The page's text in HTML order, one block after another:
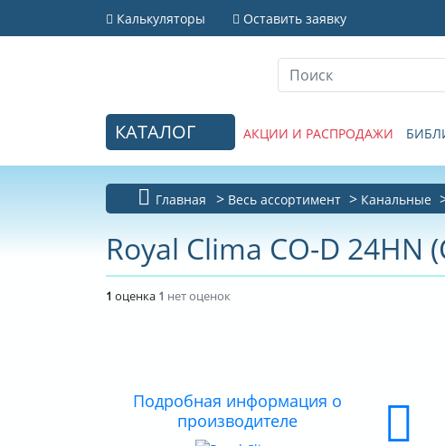
Калькуляторы Оставить заявку
КАТАЛОГ АКЦИИ И РАСПРОДАЖИ
Главная Весь ассортимент Канальные
Royal Clima CO-D 24HN
1 оценка 1 нет оценок
Подробная информация о
производителе